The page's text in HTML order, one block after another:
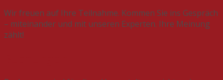
Wir freuen auf Ihre Teilnahme. Kommen Sie ins Gespräch
– miteinander und mit unseren Experten. Ihre Meinung
zählt!